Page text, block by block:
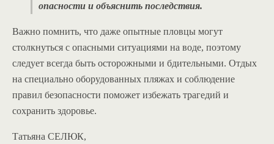
опасности и объяснить последствия.
Важно помнить, что даже опытные пловцы могут
столкнуться с опасными ситуациями на воде, поэтому
следует всегда быть осторожными и бдительными. Отдых
на специально оборудованных пляжах и соблюдение
правил безопасности поможет избежать трагедий и
сохранить здоровье.
Татьяна СЕЛЮК,